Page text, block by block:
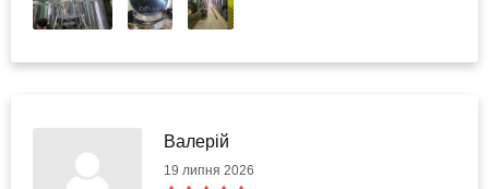
Валерій
19 липня 2026